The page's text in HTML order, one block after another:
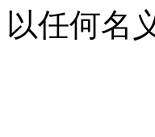
以任何名